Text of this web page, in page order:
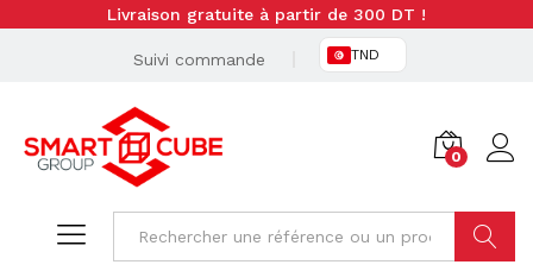
Livraison gratuite à partir de 300 DT !
Suivi commande TND
0